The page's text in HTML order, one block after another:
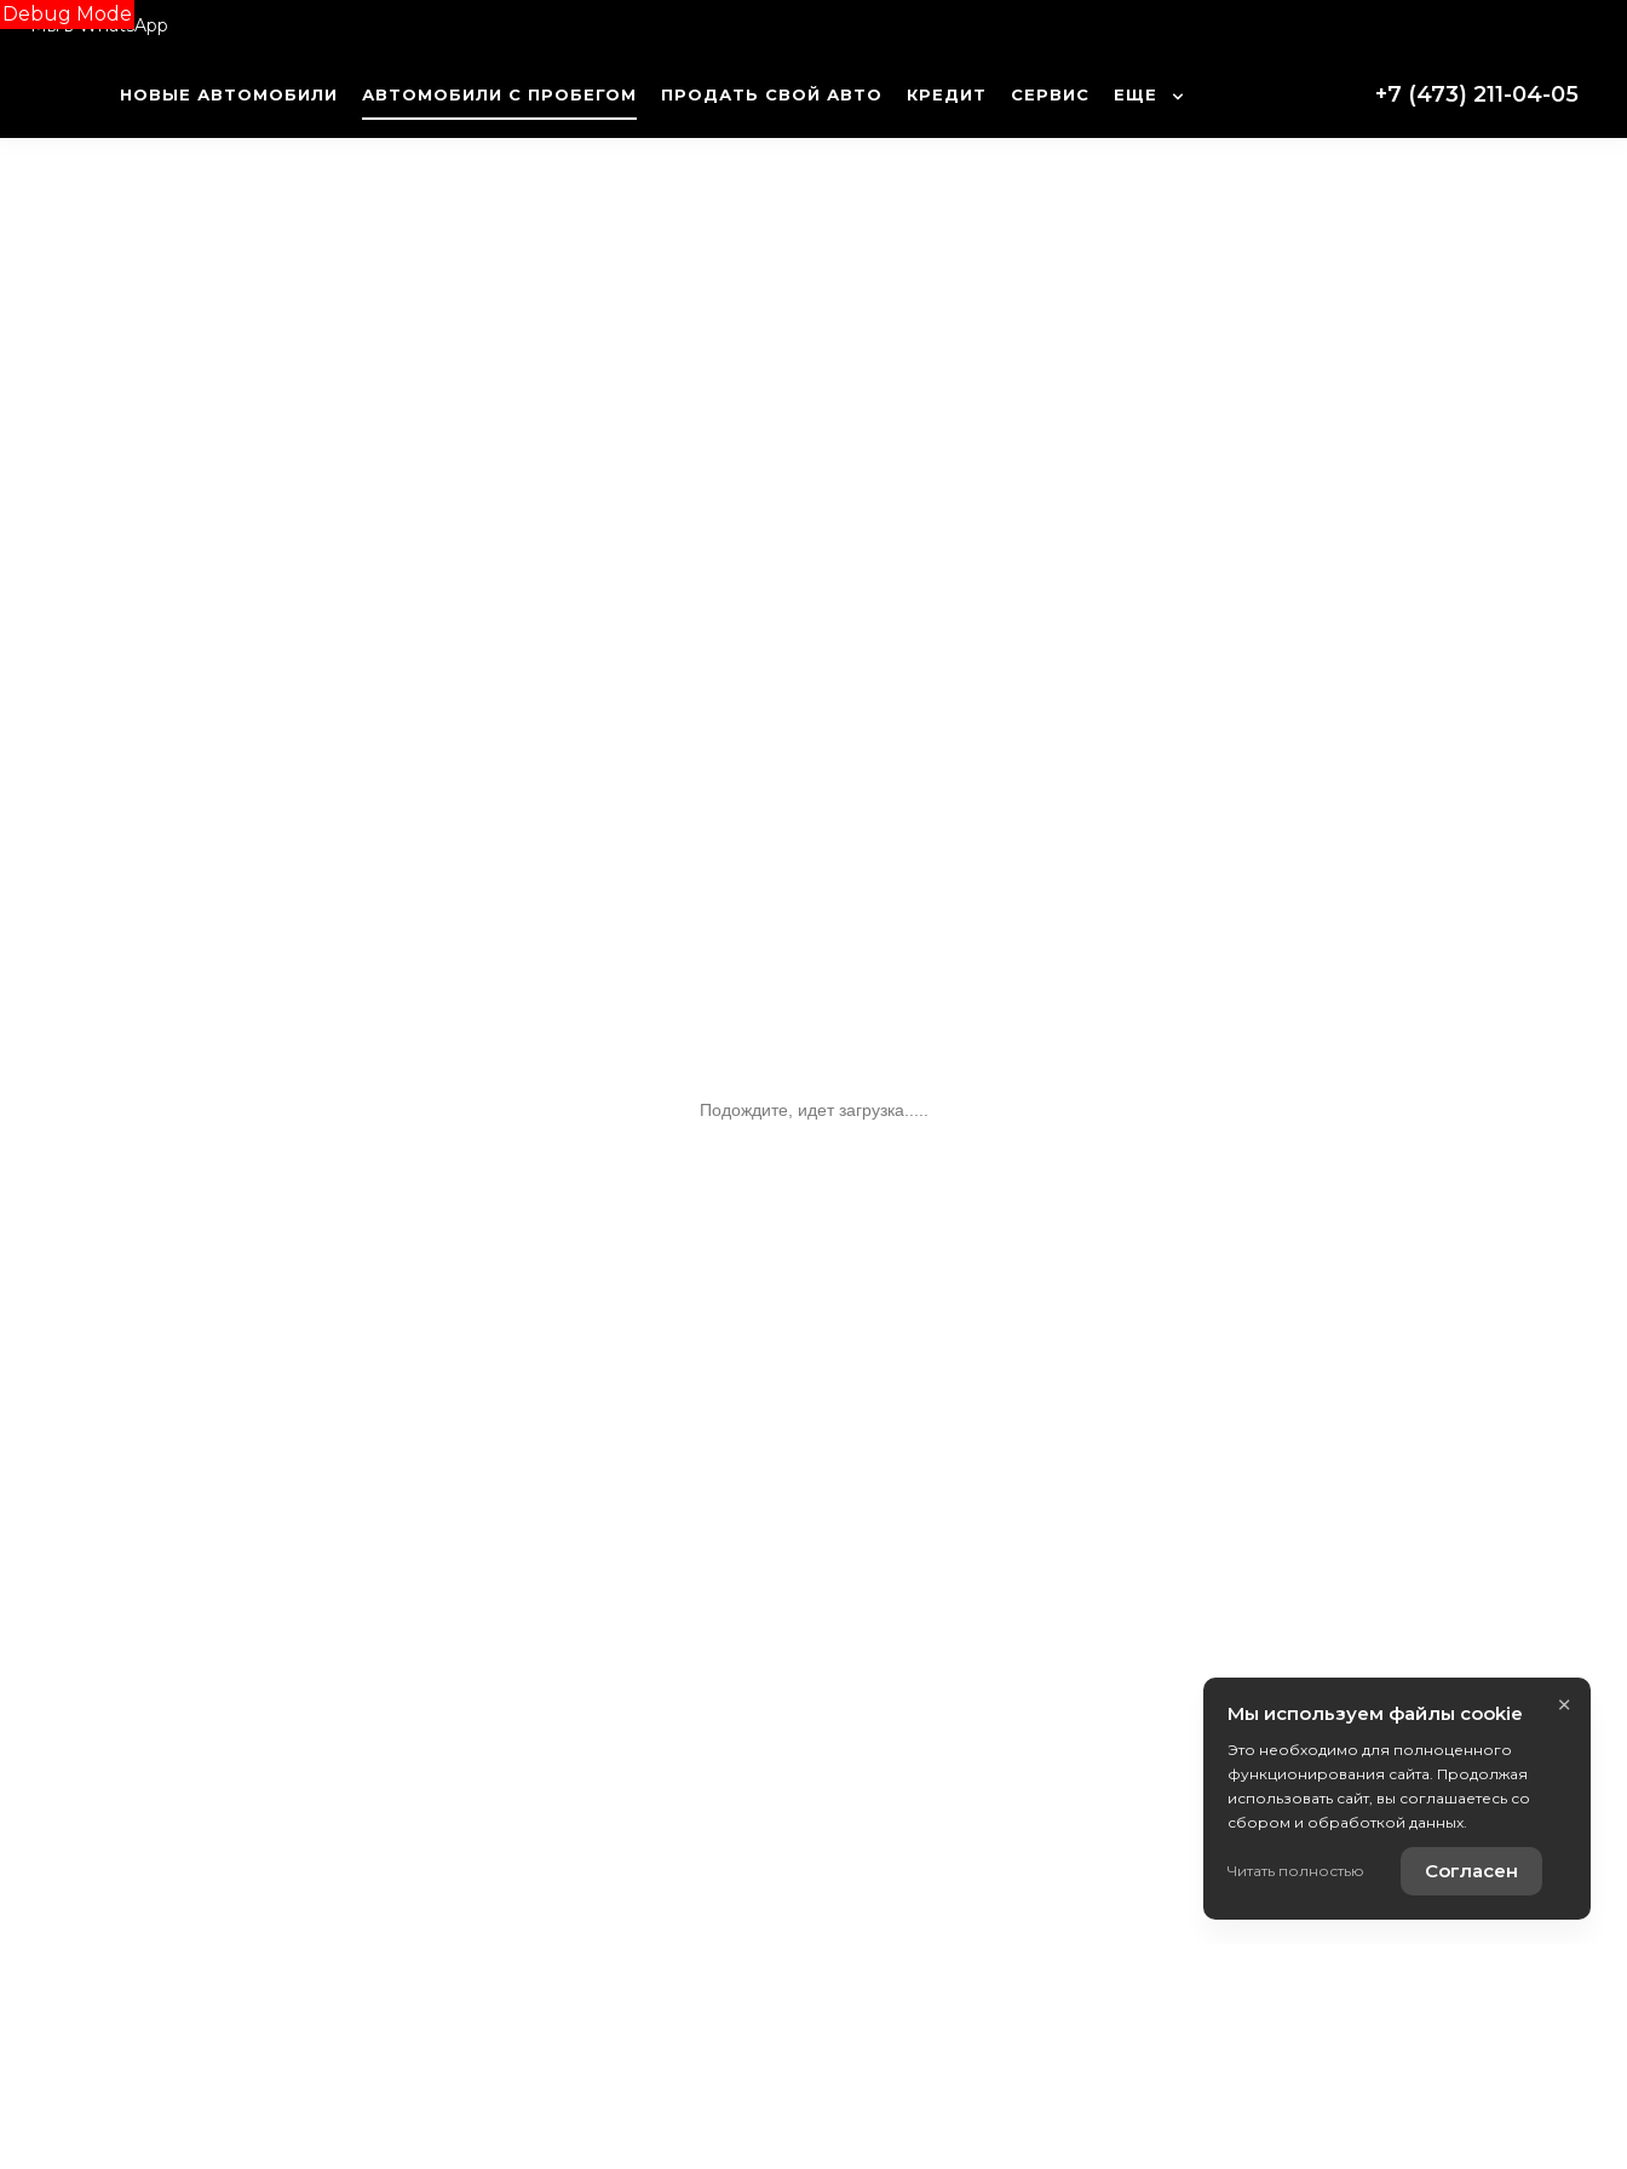
Debug Mode
Мы в WhatsApp
НОВЫЕ АВТОМОБИЛИ АВТОМОБИЛИ С ПРОБЕГОМ ПРОДАТЬ СВОЙ АВТО КРЕДИТ СЕРВИС ЕЩЕ +7 (473) 211-04-05
Подождите, идет загрузка.....
Мы используем файлы cookie
Это необходимо для полноценного
функционирования сайта. Продолжая
использовать сайт, вы соглашаетесь со
сбором и обработкой данных.
Читать полностью Согласен
×